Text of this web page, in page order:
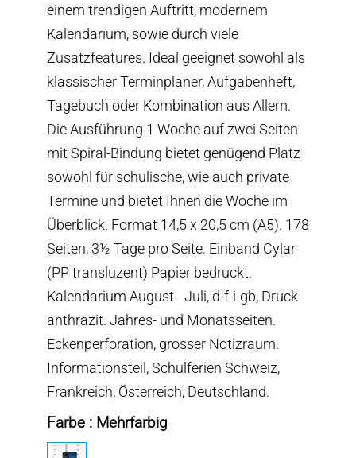
einem trendigen Auftritt, modernem
Kalendarium, sowie durch viele
Zusatzfeatures. Ideal geeignet sowohl als
klassischer Terminplaner, Aufgabenheft,
Tagebuch oder Kombination aus Allem.
Die Ausführung 1 Woche auf zwei Seiten
mit Spiral-Bindung bietet genügend Platz
sowohl für schulische, wie auch private
Termine und bietet Ihnen die Woche im
Überblick. Format 14,5 x 20,5 cm (A5). 178
Seiten, 3½ Tage pro Seite. Einband Cylar
(PP transluzent) Papier bedruckt.
Kalendarium August - Juli, d-f-i-gb, Druck
anthrazit. Jahres- und Monatsseiten.
Eckenperforation, grosser Notizraum.
Informationsteil, Schulferien Schweiz,
Frankreich, Österreich, Deutschland.
Farbe : Mehrfarbig